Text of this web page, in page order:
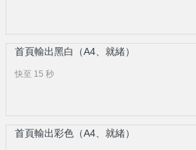
首頁輸出黑白（A4、就緒）
快至 15 秒
首頁輸出彩色（A4、就緒）